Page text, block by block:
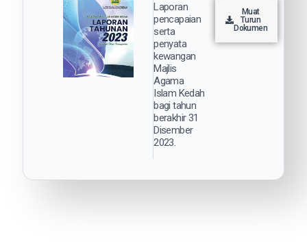
Laporan
pencapaian
serta
penyata
kewangan
Majlis
Agama
Islam Kedah
bagi tahun
berakhir 31
Disember
2023.
Muat
Turun
Dokumen